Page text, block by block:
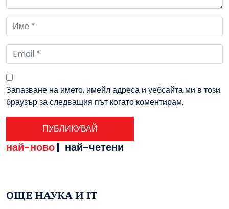
Запазване на името, имейл адреса и уебсайта ми в този
браузър за следващия път когато коментирам.
най-ново| най-четени
ОЩЕ НАУКА И IT